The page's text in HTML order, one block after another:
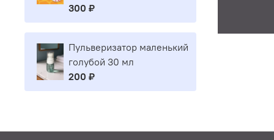
300 ₽
Пульверизатор маленький
голубой 30 мл
200 ₽